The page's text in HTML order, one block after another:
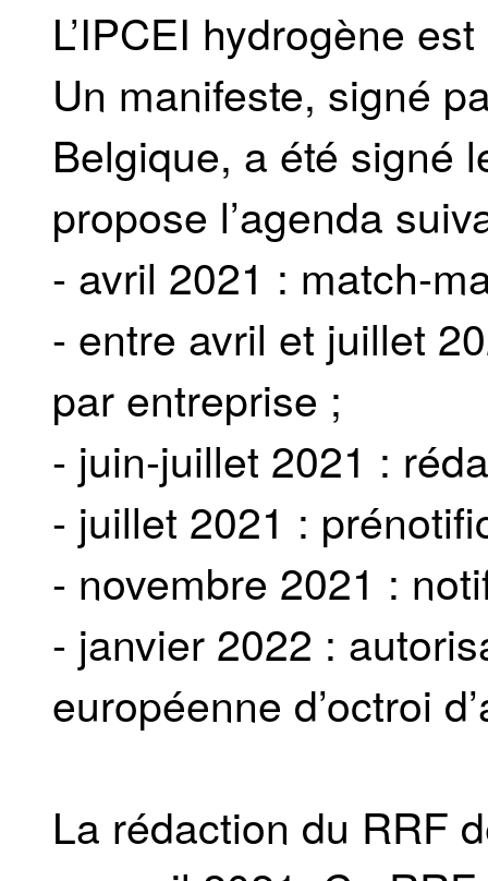
L’IPCEI hydrogène
Un manifeste, signé
Belgique, a été signé
propose l’agenda
- avril 2021 : match-
- entre avril et juillet
par entreprise ;
- juin-juillet 2021 :
- juillet 2021 :
- novembre 2021 :
- janvier 2022 :
européenne d’octroi
La rédaction du RRF